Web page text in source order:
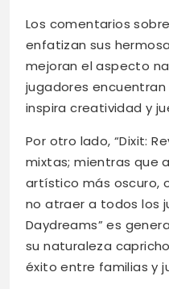
Los comentarios
enfatizan sus
mejoran el aspecto
jugadores
inspira creatividad y
Por otro lado, “Dixit:
mixtas; mientras que
artístico más oscuro,
no atraer a todos los
Daydreams” es
su naturaleza
éxito entre familias y